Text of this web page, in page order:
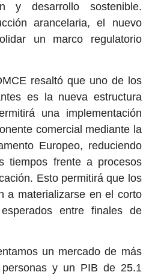
y desarrollo sostenible.
arancelaria, el nuevo
un marco regulatorio
resaltó que uno de los
es la nueva estructura
una implementación
comercial mediante la
Europeo, reduciendo
tiempos frente a procesos
Esto permitirá que los
a materializarse en el corto
entre finales de
un mercado de más
y un PIB de 25.1